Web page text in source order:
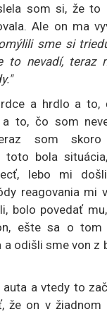
som si, že to
Ale on ma
sme si
to nevadí, teraz
a hrdlo a to,
to, čo som
som
toto bola
lebo mi
reagovania mi
bolo povedať
ešte sa o tom
a odišli sme von z
a vtedy to
že on v žiadnom